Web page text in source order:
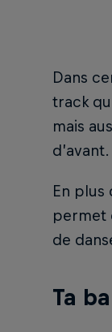
Dans
track
mais
d’avant.
En
permet
de
Ta